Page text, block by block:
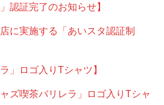
認証完了のお知らせ】
に実施する「あいスタ認証制
」ロゴ入りTシャツ】
ズ喫茶バリレラ」ロゴ入りTシャ